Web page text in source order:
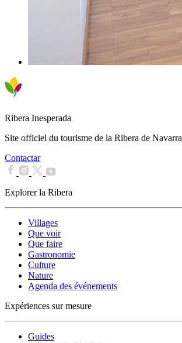
Ribera Inesperada
Site officiel du tourisme de la Ribera de Navarra
Contactar
Explorer la Ribera
Villages
Que voir
Que faire
Gastronomie
Culture
Nature
Agenda des événements
Expériences sur mesure
Guides